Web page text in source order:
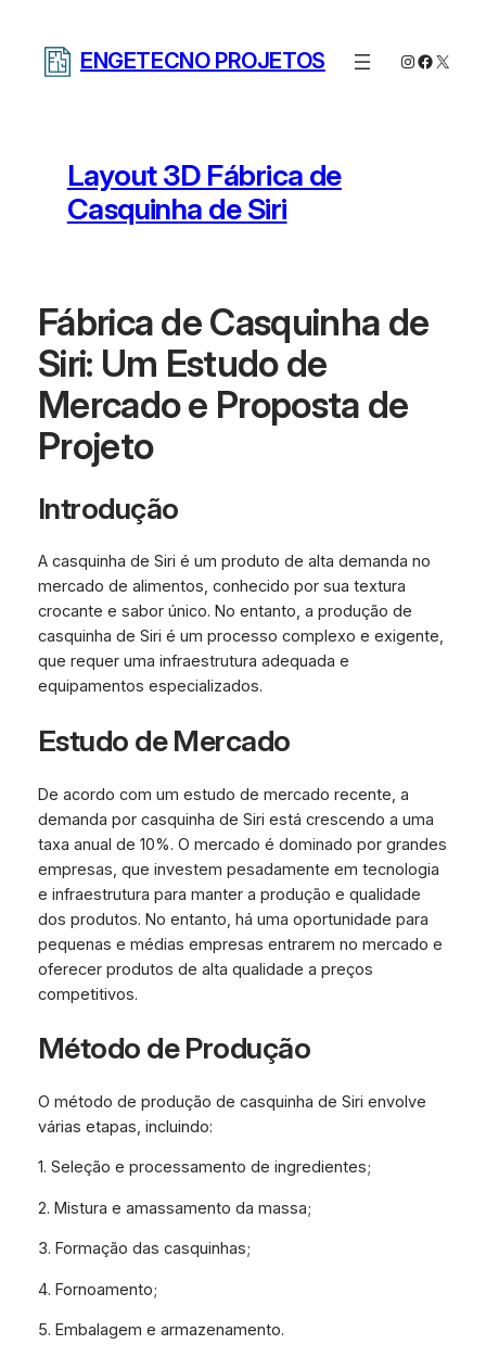
ENGETECNO PROJETOS Instagram
X
Layout 3D Fábrica de
Casquinha de Siri
Fábrica de Casquinha de
Siri: Um Estudo de
Mercado e Proposta de
Projeto
Introdução
A casquinha de Siri é um produto de alta demanda no
mercado de alimentos, conhecido por sua textura
crocante e sabor único. No entanto, a produção de
casquinha de Siri é um processo complexo e exigente,
que requer uma infraestrutura adequada e
equipamentos especializados.
Estudo de Mercado
De acordo com um estudo de mercado recente, a
demanda por casquinha de Siri está crescendo a uma
taxa anual de 10%. O mercado é dominado por grandes
empresas, que investem pesadamente em tecnologia
e infraestrutura para manter a produção e qualidade
dos produtos. No entanto, há uma oportunidade para
pequenas e médias empresas entrarem no mercado e
oferecer produtos de alta qualidade a preços
competitivos.
Método de Produção
O método de produção de casquinha de Siri envolve
várias etapas, incluindo:
1. Seleção e processamento de ingredientes;
2. Mistura e amassamento da massa;
3. Formação das casquinhas;
4. Fornoamento;
5. Embalagem e armazenamento.